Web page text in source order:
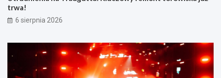
trwa!
6 sierpnia 2026